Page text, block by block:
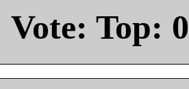
Vote: Top: 0